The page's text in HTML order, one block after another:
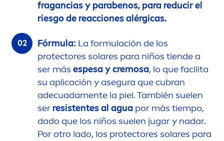
fragancias y parabenos, para reducir el
riesgo de reacciones alérgicas.
Fórmula: La formulación de los
protectores solares para niños tiende a
ser más espesa y cremosa, lo que facilita
su aplicación y asegura que cubran
adecuadamente la piel. También suelen
ser resistentes al agua por más tiempo,
dado que los niños suelen jugar y nadar.
Por otro lado, los protectores solares para